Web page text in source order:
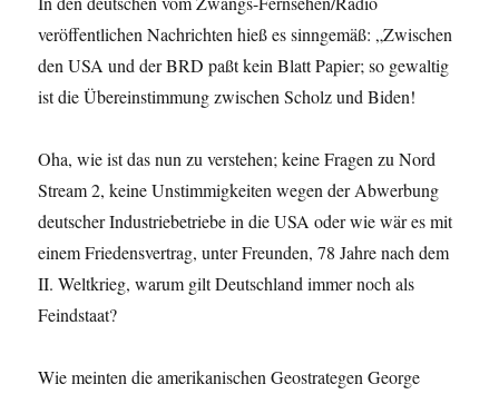
veröffentlichen Nachrichten hieß es sinngemäß: „Zwischen
den USA und der BRD paßt kein Blatt Papier; so gewaltig
ist die Übereinstimmung zwischen Scholz und Biden!
Oha, wie ist das nun zu verstehen; keine Fragen zu Nord
Stream 2, keine Unstimmigkeiten wegen der Abwerbung
deutscher Industriebetriebe in die USA oder wie wär es mit
einem Friedensvertrag, unter Freunden, 78 Jahre nach dem
II. Weltkrieg, warum gilt Deutschland immer noch als
Feindstaat?
Wie meinten die amerikanischen Geostrategen George